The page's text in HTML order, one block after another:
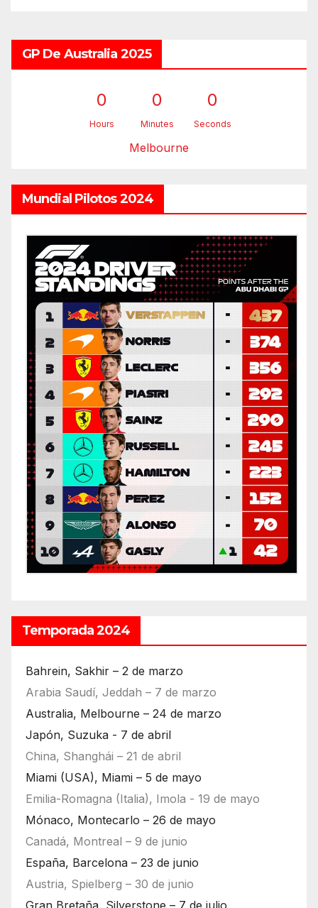
GP De Australia 2025
0
Hours
0
Minutes
0
Seconds
Melbourne
Mundial Pilotos 2024
Temporada 2024
Bahrein, Sakhir – 2 de marzo
Arabia Saudí, Jeddah – 7 de marzo
Australia, Melbourne – 24 de marzo
Japón, Suzuka - 7 de abril
China, Shanghái – 21 de abril
Miami (USA), Miami – 5 de mayo
Emilia-Romagna (Italia), Imola - 19 de mayo
Mónaco, Montecarlo – 26 de mayo
Canadá, Montreal – 9 de junio
España, Barcelona – 23 de junio
Austria, Spielberg – 30 de junio